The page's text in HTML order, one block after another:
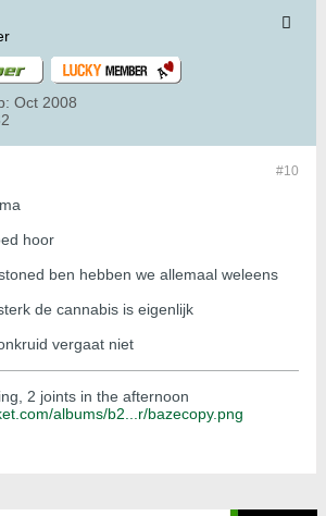
Oct 2008
#10
hoor
ben hebben we allemaal weleens
de cannabis is eigenlijk
vergaat niet
2 joints in the afternoon
albums/b2...r/bazecopy.png